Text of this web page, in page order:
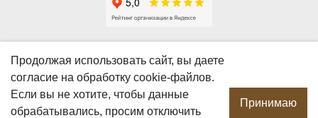
О компании
Производство
Сотрудничество
Продолжая использовать сайт, вы даете
согласие на обработку cookie-файлов.
Если вы не хотите, чтобы данные
обрабатывались, просим отключить
Принимаю